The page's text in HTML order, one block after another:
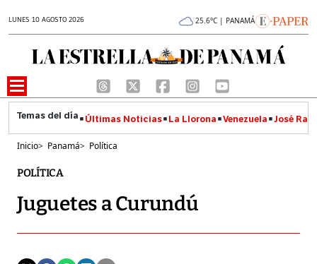
LUNES 10 AGOSTO 2026 25.6°C | PANAMÁ
Últimas Noticias La Llorona Venezuela José
Inicio> Panamá> Política
POLÍTICA
Juguetes a Curundú